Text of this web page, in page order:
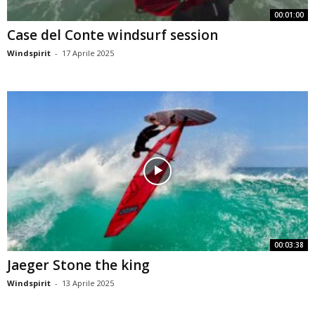
00:01:00
Case del Conte windsurf session
Windspirit - 17 Aprile 2025
00:03:38
Jaeger Stone the king
Windspirit - 13 Aprile 2025